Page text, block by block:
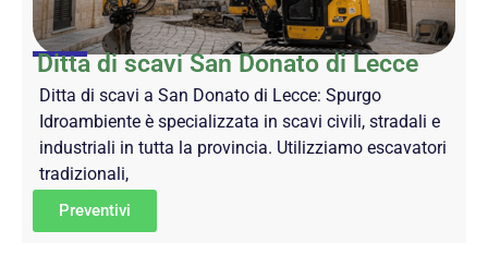
Ditta di scavi San Donato di Lecce
Ditta di scavi a San Donato di Lecce: Spurgo
Idroambiente è specializzata in scavi civili, stradali e
industriali in tutta la provincia. Utilizziamo escavatori
tradizionali,
Preventivi